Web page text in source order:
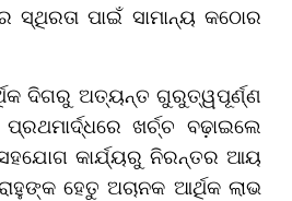
ସ୍ଥିରତା ପାଇଁ ସାମାନ୍ୟ କଠୋର
ଦିଗରୁ ଅତ୍ୟନ୍ତ ଗୁରୁତ୍ୱପୂର୍ଣ୍ଣ
ଖର୍ଚ୍ଚ ବଢ଼ାଇଲେ
କାର୍ଯ୍ୟରୁ ନିରନ୍ତର ଆୟ
ହେତୁ ଅଚାନକ ଆର୍ଥିକ ଲାଭ